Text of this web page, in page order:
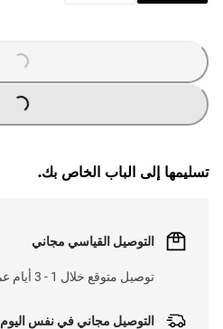
G
.
G
.
تسليمها إلى الباب الخاص بك.
التوصيل القياسي مجاني
توصيل متوقع خلال 1 - 3 أيام عم على 25 د.ك
التوصيل مجاني في نفس اليوم